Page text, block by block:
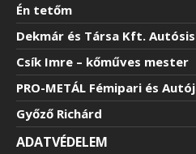
Én tetőm
Dekmár és Társa Kft.
Csík Imre – kőműves mester
PRO-METÁL Fémipari és
Győző Richárd
ADATVÉDELEM